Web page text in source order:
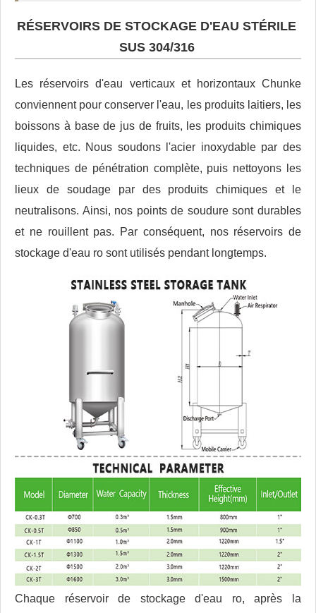
RÉSERVOIRS DE STOCKAGE D'EAU STÉRILE
SUS 304/316
Les réservoirs d'eau verticaux et horizontaux Chunke
conviennent pour conserver l'eau, les produits laitiers, les
boissons à base de jus de fruits, les produits chimiques
liquides, etc. Nous soudons l'acier inoxydable par des
techniques de pénétration complète, puis nettoyons les
lieux de soudage par des produits chimiques et le
neutralisons. Ainsi, nos points de soudure sont durables
et ne rouillent pas. Par conséquent, nos réservoirs de
stockage d'eau ro sont utilisés pendant longtemps.
Chaque réservoir de stockage d'eau ro, après la